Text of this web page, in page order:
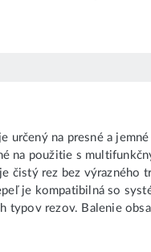
na presné a
na použitie s
čistý rez bez výrazného
je kompatibilná so
typov rezov. Balenie